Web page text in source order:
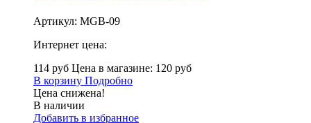
Артикул: MGB-09
Интернет цена:
114 руб Цена в магазине: 120 руб
В корзину Подробно
Цена снижена!
В наличии
Добавить в избранное